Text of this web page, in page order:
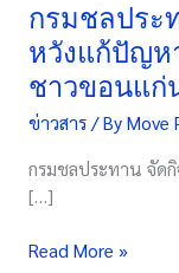
กรมชลประ
หวังแก้ปัญห
ชาวขอนแก่
ข่าวสาร/ ByMove
กรมชลประทาน จัด
[…]
โครงการ
นำร่อง
หวัง
แก้
ปัญหา
น้ำ
อย่าง
ให้
Read More »